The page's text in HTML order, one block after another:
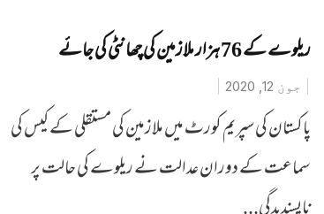
ریلوے کے 76 ہزار ملازمین کی چھانٹی کی جائے
جون 12, 2020
پاکستان کی سپریم کورٹ میں ملازمین کی مستقلی کے کیس کی
سماعت کے دوران عدالت نے ریلوے کی حالت پر